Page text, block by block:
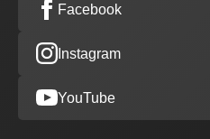
Facebook
Instagram
YouTube